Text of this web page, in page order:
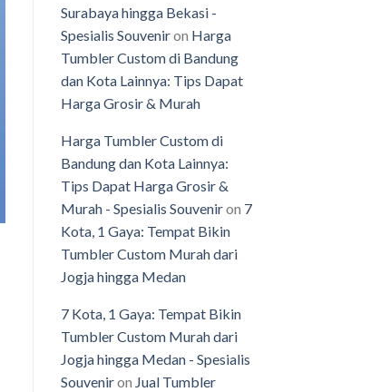
Surabaya hingga Bekasi -
Spesialis Souveniron Harga
Tumbler Custom di Bandung
dan Kota Lainnya: Tips Dapat
Harga Grosir & Murah
Harga Tumbler Custom di
Bandung dan Kota Lainnya:
Tips Dapat Harga Grosir &
Murah - Spesialis Souveniron 7
Kota, 1 Gaya: Tempat Bikin
Tumbler Custom Murah dari
Jogja hingga Medan
7 Kota, 1 Gaya: Tempat Bikin
Tumbler Custom Murah dari
Jogja hingga Medan - Spesialis
Souveniron Jual Tumbler